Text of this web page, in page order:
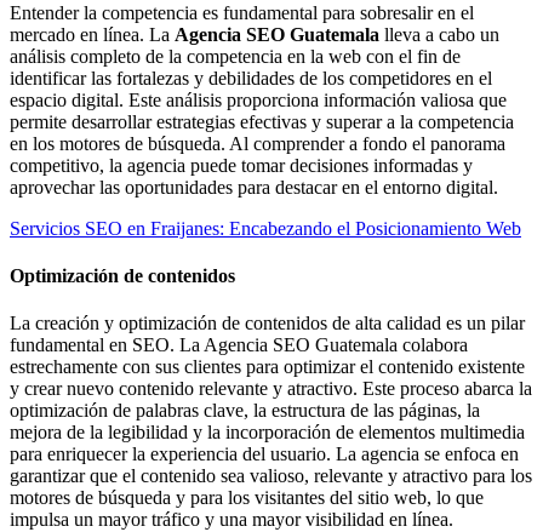
Entender la competencia es fundamental para sobresalir en el
mercado en línea. La Agencia SEO Guatemala lleva a cabo un
análisis completo de la competencia en la web con el fin de
identificar las fortalezas y debilidades de los competidores en el
espacio digital. Este análisis proporciona información valiosa que
permite desarrollar estrategias efectivas y superar a la competencia
en los motores de búsqueda. Al comprender a fondo el panorama
competitivo, la agencia puede tomar decisiones informadas y
aprovechar las oportunidades para destacar en el entorno digital.
Servicios SEO en Fraijanes: Encabezando el Posicionamiento Web
Optimización de contenidos
La creación y optimización de contenidos de alta calidad es un pilar
fundamental en SEO. La Agencia SEO Guatemala colabora
estrechamente con sus clientes para optimizar el contenido existente
y crear nuevo contenido relevante y atractivo. Este proceso abarca la
optimización de palabras clave, la estructura de las páginas, la
mejora de la legibilidad y la incorporación de elementos multimedia
para enriquecer la experiencia del usuario. La agencia se enfoca en
garantizar que el contenido sea valioso, relevante y atractivo para los
motores de búsqueda y para los visitantes del sitio web, lo que
impulsa un mayor tráfico y una mayor visibilidad en línea.